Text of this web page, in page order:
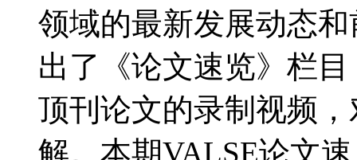
领域的最新发展动态
出了《论文速览》栏
顶刊论文的录制视频
解。本期VALSE论文